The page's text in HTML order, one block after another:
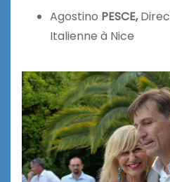
Agostino PESCE,
Italienne à Nice